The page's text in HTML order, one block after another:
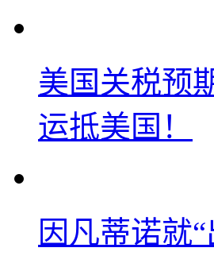
美国关税预
运抵美国！
因凡蒂诺就